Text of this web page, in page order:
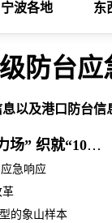
宁波各地 东
防台应
以及港口防台信
家
门口的幸福 | “边角料”变“活力场” 织就“10分钟健身圈”
急响应
革
的象山样本